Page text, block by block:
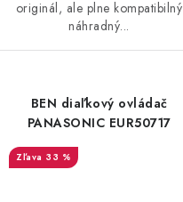
originál, ale plne kompatibilný
náhradný...
BEN diaľkový ovládač
PANASONIC EUR50717
33 %